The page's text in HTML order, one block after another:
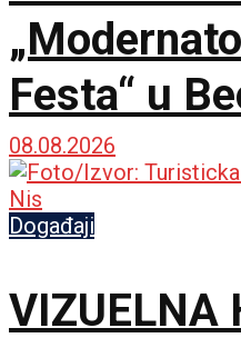
Festa“ u
08.08.2026
Događaji
VIZUELNA